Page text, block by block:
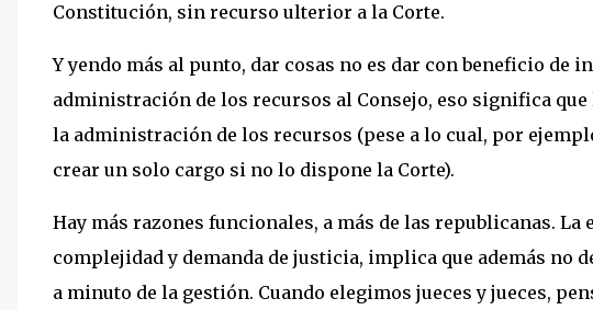
Constitución, sin recurso ulterior a la Corte.
Y yendo más al punto, dar cosas no es dar con beneficio de
administración de los recursos al Consejo, eso significa
la administración de los recursos (pese a lo cual, por
crear un solo cargo si no lo dispone la Corte).
Hay más razones funcionales, a más de las republicanas.
complejidad y demanda de justicia, implica que además no
a minuto de la gestión. Cuando elegimos jueces y jueces,